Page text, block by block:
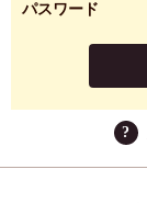
パスワード
?